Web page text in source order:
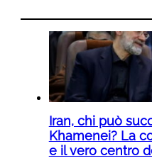
Iran, chi può
Khamenei? La
e il vero centro